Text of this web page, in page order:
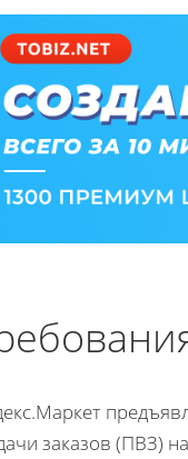
заказов (ПВЗ)